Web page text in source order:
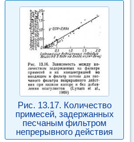
Рис. 13.17. Количество
примесей, задержанных
песчаным фильтром
непрерывного действия